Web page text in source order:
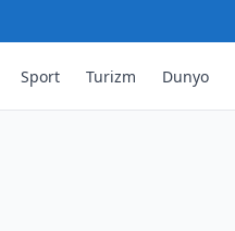
Sport Turizm Dunyo